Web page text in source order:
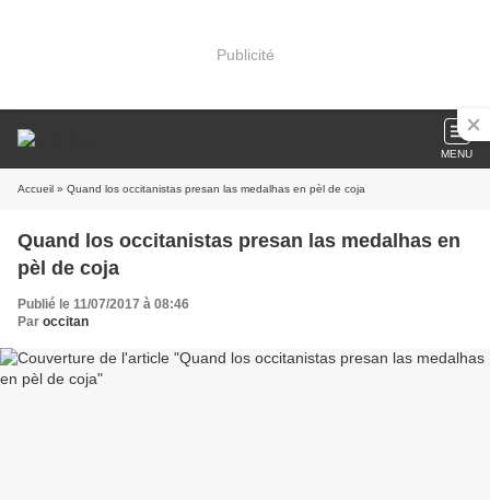
Publicité
MENU
Accueil » Quand los occitanistas presan las medalhas en pèl de coja
Quand los occitanistas presan las medalhas en
pèl de coja
Publié le 11/07/2017 à 08:46
Par occitan